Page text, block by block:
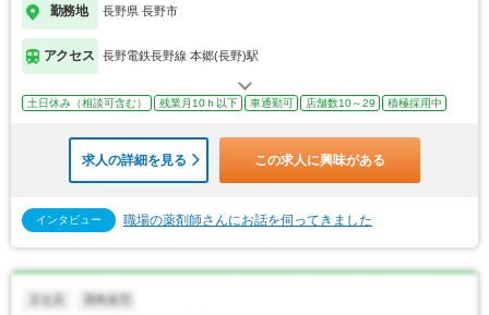
勤務地 長野県 長野市
アクセス 長野電鉄長野線 本郷(長野)駅
土日休み（相談可含む） 残業月10ｈ以下 車通勤可 店舗数10～29 積極採用中
求人の詳細を見る この求人に興味がある
インタビュー 職場の薬剤師さんにお話を伺ってきました